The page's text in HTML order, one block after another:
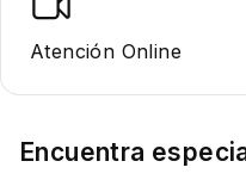
Atención Online
Encuentra